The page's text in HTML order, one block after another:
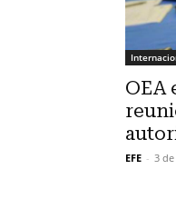
OEA
EFE - 3